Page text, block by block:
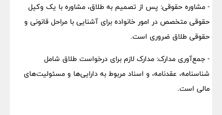
- مشاوره حقوقی: پس از تصمیم به طلاق، مشاوره با یک وکیل
حقوقی متخصص در امور خانواده برای آشنایی با مراحل قانونی و
حقوقی طلاق ضروری است.
- جمع‌آوری مدارک: مدارک لازم برای درخواست طلاق شامل
شناسنامه، عقدنامه، و اسناد مربوط به دارایی‌ها و مسئولیت‌های
مالی است.